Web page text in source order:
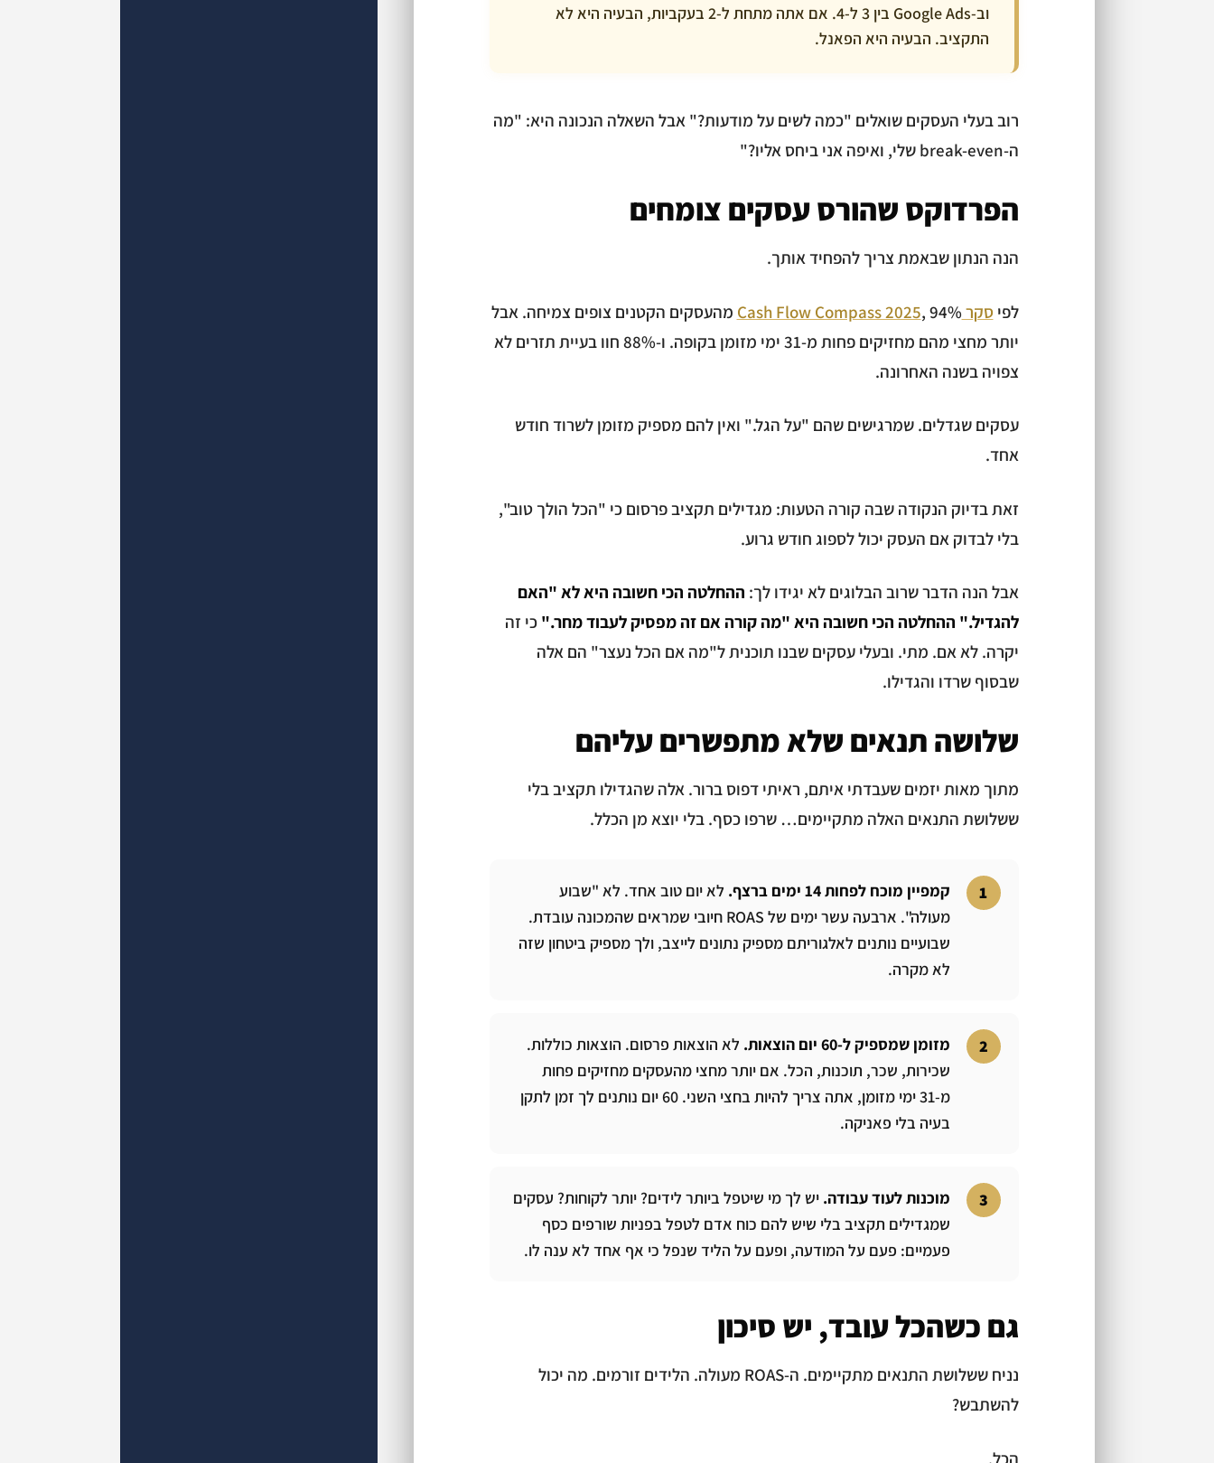
וב-Google Ads בין 3 ל-4. אם אתה מתחת ל-2 בעקביות, הבעיה היא לא
התקציב. הבעיה היא הפאנל.
רוב בעלי העסקים שואלים "כמה לשים על מודעות?" אבל השאלה הנכונה היא: "מה
ה-break-even שלי, ואיפה אני ביחס אליו?"
הפרדוקס שהורס עסקים צומחים
הנה הנתון שבאמת צריך להפחיד אותך.
לפי סקר Cash Flow Compass 2025
, 94% מהעסקים הקטנים צופים צמיחה. אבל
יותר מחצי מהם מחזיקים פחות מ-31 ימי מזומן בקופה. ו-88% חוו בעיית תזרים לא
צפויה בשנה האחרונה.
עסקים שגדלים. שמרגישים שהם "על הגל." ואין להם מספיק מזומן לשרוד חודש
אחד.
זאת בדיוק הנקודה שבה קורה הטעות: מגדילים תקציב פרסום כי "הכל הולך טוב",
בלי לבדוק אם העסק יכול לספוג חודש גרוע.
אבל הנה הדבר שרוב הבלוגים לא יגידו לך: ההחלטה הכי חשובה היא לא "האם
להגדיל." ההחלטה הכי חשובה היא "מה קורה אם זה מפסיק לעבוד מחר." כי זה
יקרה. לא אם. מתי. ובעלי עסקים שבנו תוכנית ל"מה אם הכל נעצר" הם אלה
שבסוף שרדו והגדילו.
שלושה תנאים שלא מתפשרים עליהם
מתוך מאות יזמים שעבדתי איתם, ראיתי דפוס ברור. אלה שהגדילו תקציב בלי
ששלושת התנאים האלה מתקיימים… שרפו כסף. בלי יוצא מן הכלל.
קמפיין מוכח לפחות 14 ימים ברצף.
לא יום טוב אחד. לא "שבוע
מעולה". ארבעה עשר ימים של ROAS חיובי שמראים שהמכונה עובדת.
שבועיים נותנים לאלגוריתם מספיק נתונים לייצב, ולך מספיק ביטחון שזה
לא מקרה.
מזומן שמספיק ל-60 יום הוצאות.
לא הוצאות פרסום. הוצאות כוללות.
שכירות, שכר, תוכנות, הכל. אם יותר מחצי מהעסקים מחזיקים פחות
מ-31 ימי מזומן, אתה צריך להיות בחצי השני. 60 יום נותנים לך זמן לתקן
בעיה בלי פאניקה.
מוכנות לעוד עבודה. יש לך מי שיטפל ביותר לידים? יותר לקוחות? עסקים
שמגדילים תקציב בלי שיש להם כוח אדם לטפל בפניות שורפים כסף
פעמיים: פעם על המודעה, ופעם על הליד שנפל כי אף אחד לא ענה לו.
גם כשהכל עובד, יש סיכון
נניח ששלושת התנאים מתקיימים. ה-ROAS מעולה. הלידים זורמים. מה יכול
להשתבש?
הכל.